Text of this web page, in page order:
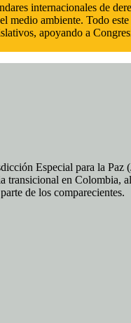
internacionales de
ambiente. Todo
apoyando a
Especial para la
transicional en Colombia,
de los comparecientes.